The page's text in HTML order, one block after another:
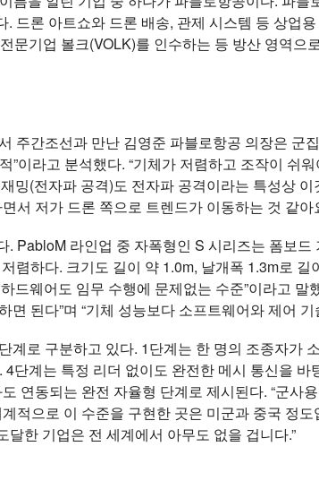
드론 아트쇼와 드론 배송, 관제 시스템 등 상업
문기업 볼크(VOLK)를 인수하는 등 방산 영역
주간조선과 만난 김영준 파블로항공 의장은 군
”이라고 분석했다. “기체가 저렴하고 조작이
밍(전자파 공격)도 전자파 공격이라는 특성상
서 저가 드론 쪽으로 트렌드가 이동하는 것 같아
. PabloM 라인업 중 자폭형인 S 시리즈는 폼보
렴하다. 크기도 길이 약 1.0m, 날개폭 1.3m로
드웨어도 임무 수행에 문제없는 수준”이라고
면 된다”며 “기체 성능보다 소프트웨어와 제어
계로 구분하고 있다. 1단계는 한 명의 조종자
단계는 특정 리더 없이도 완전한 메시 통신을
연동되는 완전 자율형 단계로 제시된다. “군
적으로 이 수준을 구현한 곳은 미군과 중국 정
한 기업은 전 세계에서 아무도 없을 겁니다.”